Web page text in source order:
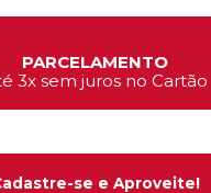
E DEVOLUÇÕES
para devolver a compra
se e Aproveite!